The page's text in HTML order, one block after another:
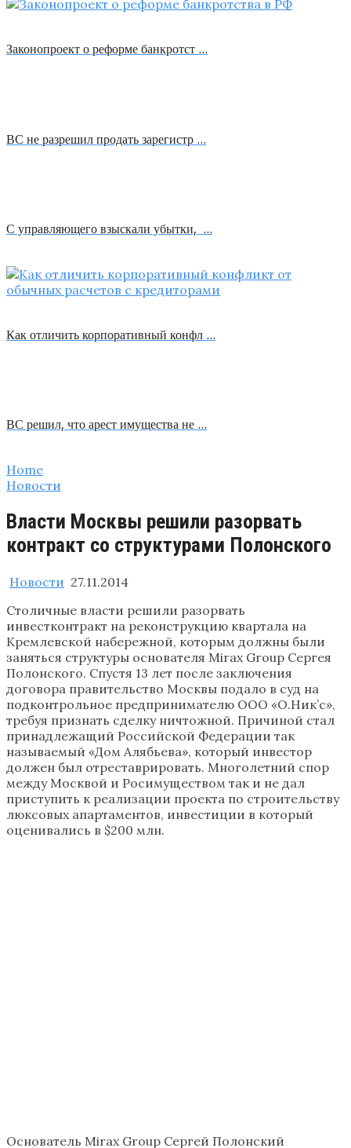
Законопроект о реформе банкротст …
ВС не разрешил продать зарегистр …
С управляющего взыскали убытки, …
Как отличить корпоративный конфл …
ВС решил, что арест имущества не …
Home
Новости
Власти Москвы решили разорвать
контракт со структурами Полонского
Новости 27.11.2014
Столичные власти решили разорвать
инвестконтракт на реконструкцию квартала на
Кремлевской набережной, которым должны были
заняться структуры основателя Mirax Group Сергея
Полонского. Спустя 13 лет после заключения
договора правительство Москвы подало в суд на
подконтрольное предпринимателю ООО «О.Ник’с»,
требуя признать сделку ничтожной. Причиной стал
принадлежащий Российской Федерации так
называемый «Дом Алябьева», который инвестор
должен был отреставрировать. Многолетний спор
между Москвой и Росимуществом так и не дал
приступить к реализации проекта по строительству
люксовых апартаментов, инвестиции в который
оценивались в $200 млн.
Основатель Mirax Group Сергей Полонский